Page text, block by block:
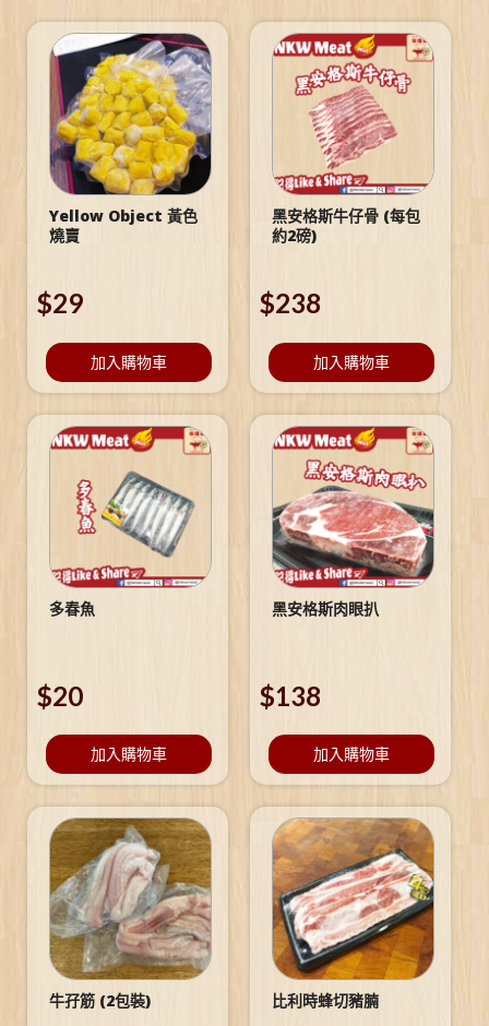
Yellow Object 黃色
燒賣
$29
加入購物車
黑安格斯牛仔骨 (每包
約2磅)
$238
加入購物車
多春魚
$20
加入購物車
黑安格斯肉眼扒
$138
加入購物車
牛孖筋 (2包裝) 比利時蜂切豬腩